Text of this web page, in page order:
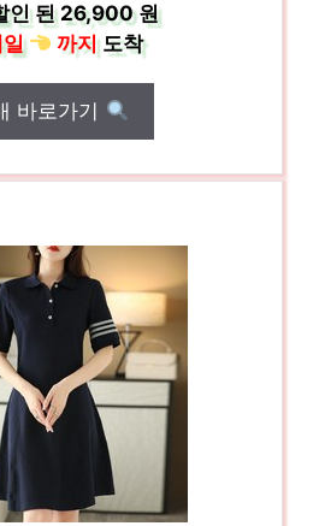
인 된26,900 원
일
까지도착
바로가기